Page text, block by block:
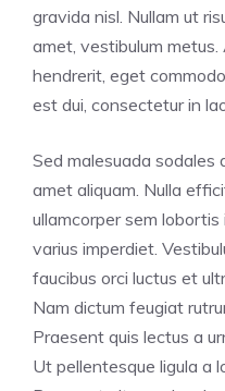
gravida nisl. Nullam ut
amet, vestibulum
hendrerit, eget
est dui, consectetur in
Sed malesuada sodales
amet aliquam. Nulla
ullamcorper sem
varius imperdiet.
faucibus orci luctus et
Nam dictum feugiat
Praesent quis lectus a
Ut pellentesque ligula a